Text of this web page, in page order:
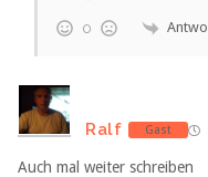
0
Ralf Gast
Auch mal weiter schreiben